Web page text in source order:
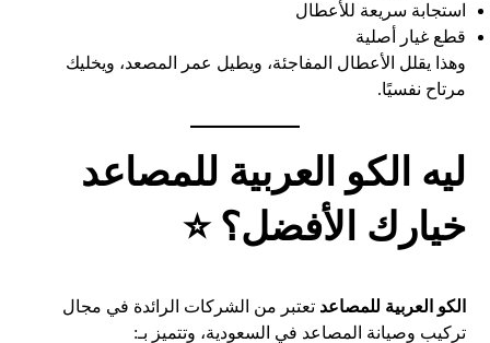
استجابة سريعة للأعطال
قطع غيار أصلية
وهذا يقلل الأعطال المفاجئة، ويطيل عمر المصعد، ويخليك
مرتاح نفسيًا.
ليه الكو العربية للمصاعد
خيارك الأفضل؟ ⭐
الكو العربية للمصاعد تعتبر من الشركات الرائدة في مجال
تركيب وصيانة المصاعد في السعودية، وتتميز بـ: